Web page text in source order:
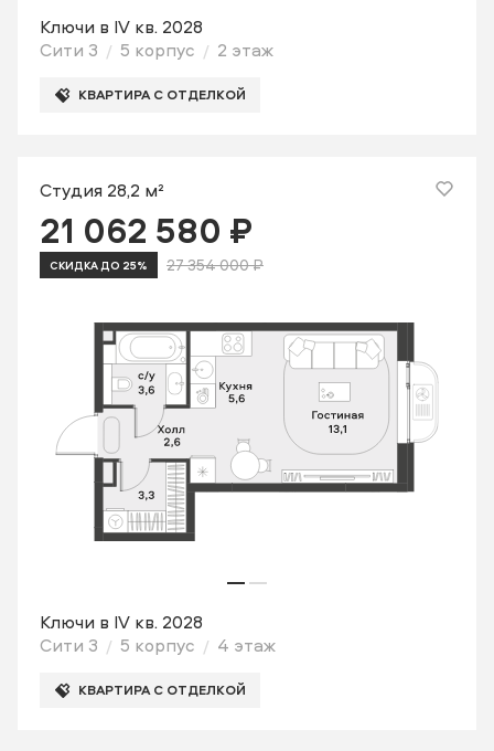
Ключи в IV кв. 2028
Сити 3
5 корпус 2 этаж
КВАРТИРА С ОТДЕЛКОЙ
Студия 28,2 м²
21 062 580 ₽
СКИДКА ДО 25% 27 354 000 ₽
Ключи в IV кв. 2028
Сити 3
5 корпус 4 этаж
КВАРТИРА С ОТДЕЛКОЙ